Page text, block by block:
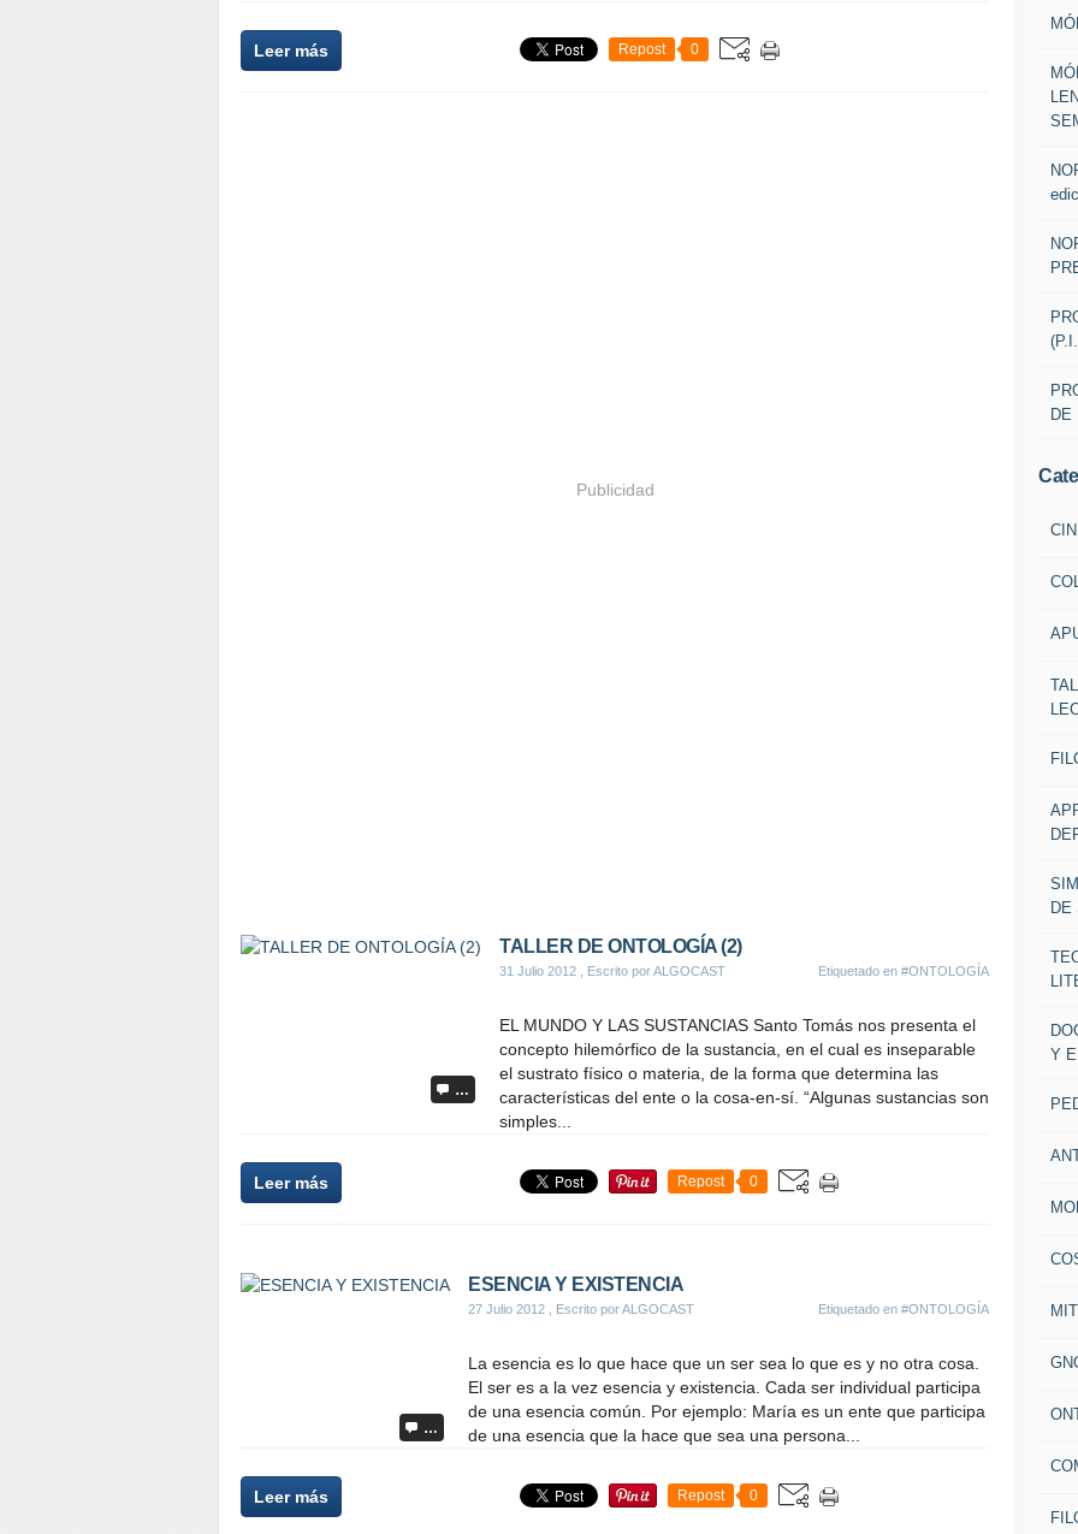
Leer más Repost 0
Publicidad
…
TALLER DE ONTOLOGÍA (2)
31 Julio 2012 , Escrito por ALGOCAST Etiquetado en #ONTOLOGÍA
EL MUNDO Y LAS SUSTANCIAS Santo Tomás nos presenta el
concepto hilemórfico de la sustancia, en el cual es inseparable
el sustrato físico o materia, de la forma que determina las
características del ente o la cosa-en-sí. “Algunas sustancias son
simples...
Leer más Repost 0
…
ESENCIA Y EXISTENCIA
27 Julio 2012 , Escrito por ALGOCAST Etiquetado en #ONTOLOGÍA
La esencia es lo que hace que un ser sea lo que es y no otra cosa.
El ser es a la vez esencia y existencia. Cada ser individual participa
de una esencia común. Por ejemplo: María es un ente que participa
de una esencia que la hace que sea una persona...
Leer más Repost 0
DE
DE
Y